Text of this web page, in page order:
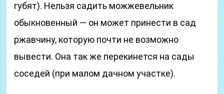
губят). Нельзя садить можжевельник
обыкновенный — он может принести в сад
ржавчину, которую почти не возможно
вывести. Она так же перекинется на сады
соседей (при малом дачном участке).